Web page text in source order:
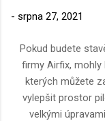
- srpna 27, 2021
Pokud budete
firmy Airfix, mohly
kterých můžete
vylepšit prostor
velkými